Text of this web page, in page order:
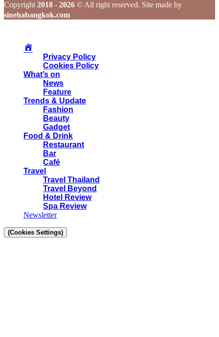
Copyright 2018 - 2026 © All right reserved. Site made by
sinehabangkok.com
Privacy Policy
Cookies Policy
What’s on
News
Feature
Trends & Update
Fashion
Beauty
Gadget
Food & Drink
Restaurant
Bar
Café
Travel
Travel Thailand
Travel Beyond
Hotel Review
Spa Review
Newsletter
(Cookies Settings)